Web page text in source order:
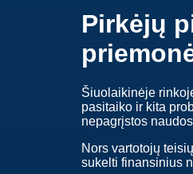
Pirkėjų
Šiuolaikinėje
pasitaiko ir kita
nepagrįstos
Nors vartotojų
sukelti finansinius